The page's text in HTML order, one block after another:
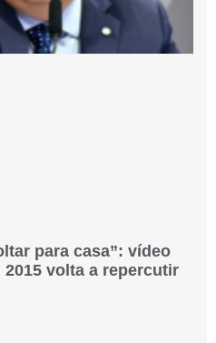
para casa”: vídeo
volta a repercutir